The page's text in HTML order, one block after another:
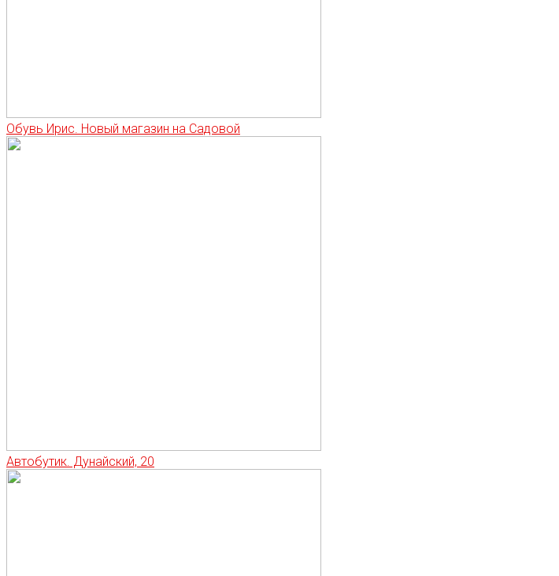
Обувь Ирис. Новый магазин на Садовой
Автобутик. Дунайский, 20